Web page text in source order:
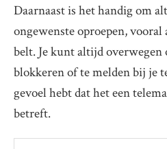
Daarnaast is het handig om
ongewenste oproepen,
belt. Je kunt altijd
blokkeren of te melden bij je
gevoel hebt dat het een
betreft.